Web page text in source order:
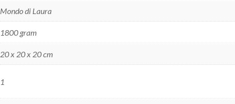
Mondo di Laura
1800 gram
20 x 20 x 20 cm
1